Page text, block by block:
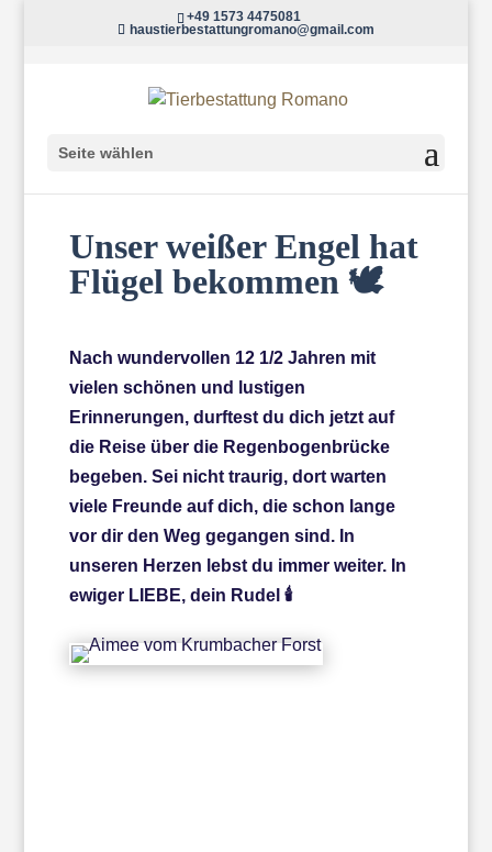
+49 1573 4475081
haustierbestattungromano@gmail.com
Seite wählen
Unser weißer Engel hat
Flügel bekommen 🕊️
Nach wundervollen 12 1/2 Jahren mit
vielen schönen und lustigen
Erinnerungen, durftest du dich jetzt auf
die Reise über die Regenbogenbrücke
begeben. Sei nicht traurig, dort warten
viele Freunde auf dich, die schon lange
vor dir den Weg gegangen sind. In
unseren Herzen lebst du immer weiter. In
ewiger LIEBE, dein Rudel 🕯️